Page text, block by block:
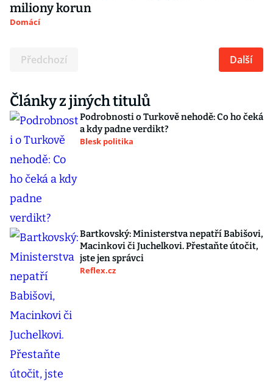
miliony korun
Domácí
Předchozí Další
Články z jiných titulů
Podrobnosti o Turkově nehodě: Co ho čeká
a kdy padne verdikt?
Blesk politika
Bartkovský: Ministerstva nepatří Babišovi,
Macinkovi či Juchelkovi. Přestaňte útočit,
jste jen správci
Reflex.cz